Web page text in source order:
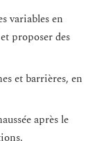
variables en
proposer des
et barrières, en
après le